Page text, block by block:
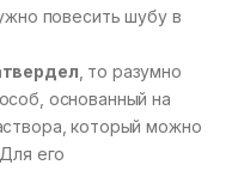
повесить шубу в
, то разумно
основанный на
который можно
его